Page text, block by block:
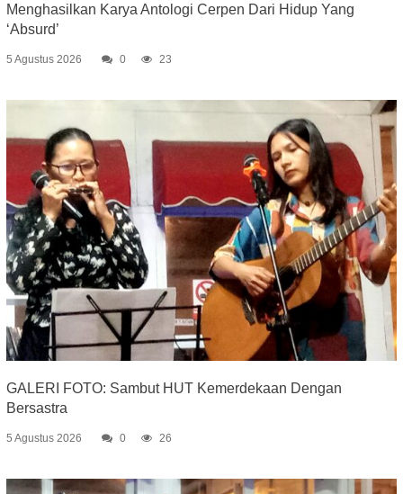
Menghasilkan Karya Antologi Cerpen Dari Hidup Yang
‘Absurd’
5 Agustus 2026 0 23
GALERI FOTO: Sambut HUT Kemerdekaan Dengan
Bersastra
5 Agustus 2026 0 26